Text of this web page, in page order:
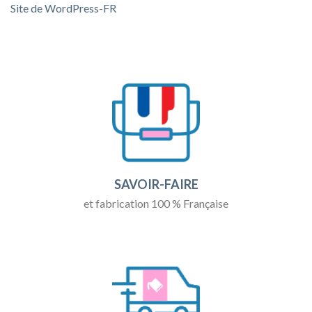
Site de WordPress-FR
SAVOIR-FAIRE
et fabrication 100 % Française